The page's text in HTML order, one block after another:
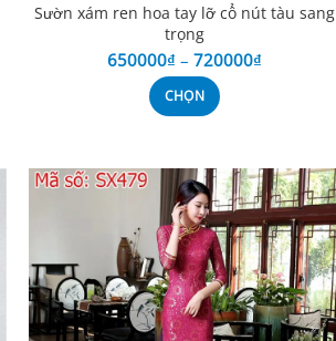
Sườn xám ren hoa tay lỡ cổ nút tàu sang
trọng
650000₫ – 720000₫
CHỌN